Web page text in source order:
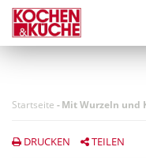
Direkt
zum
Inhalt
Startseite -Mit Wurzeln und
DRUCKEN TEILEN